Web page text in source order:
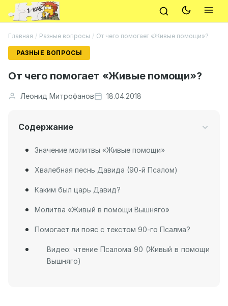
Главная / Разные вопросы / От чего помогает «Живые помощи»?
РАЗНЫЕ ВОПРОСЫ
От чего помогает «Живые помощи»?
Леонид Митрофанов 18.04.2018
Содержание
Значение молитвы «Живые помощи»
Хвалебная песнь Давида (90-й Псалом)
Каким был царь Давид?
Молитва «Живый в помощи Вышняго»
Помогает ли пояс с текстом 90-го Псалма?
Видео: чтение Псалома 90 (Живый в помощи
Вышняго)